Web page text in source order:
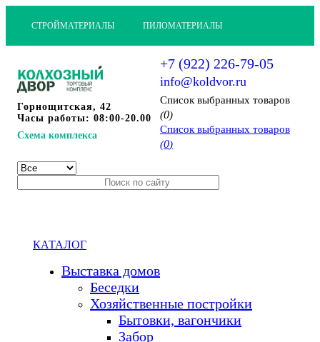
СТРОЙМАТЕРИАЛЫ ПИЛОМАТЕРИАЛЫ
Горнощитская, 42
Часы работы: 08:00-20.00
Схема комплекса
+7 (922) 226-79-05
info@koldvor.ru
Cписок выбранных товаров
(0)
Cписок выбранных товаров
(0)
КАТАЛОГ
Выставка домов
Беседки
Хозяйственные постройки
Бытовки, вагончики
Забор